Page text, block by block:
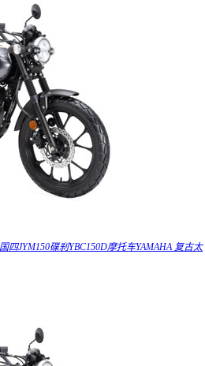
四JYM150碟刹YBC150D摩托车YAMAHA 复古太